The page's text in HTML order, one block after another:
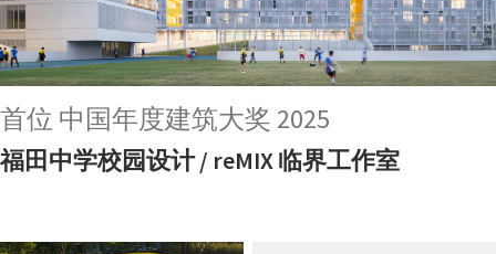
首位 中国年度建筑大奖 2025
福田中学校园设计 / reMIX 临界工作室